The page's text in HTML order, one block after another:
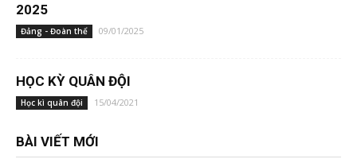
2025
Đảng - Đoàn thể 09/01/2025
HỌC KỲ QUÂN ĐỘI
Học kì quân đội 15/04/2021
BÀI VIẾT MỚI